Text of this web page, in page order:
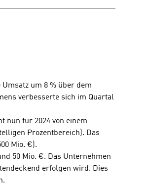
um 8 % über dem
verbesserte sich im Quartal
nun für 2024 von einem
Prozentbereich). Das
Mio. €).
50 Mio. €. Das Unternehmen
erfolgen wird. Dies